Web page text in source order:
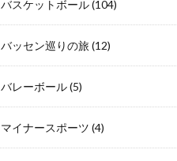
バスケットボール(104)
バッセン巡りの旅(12)
バレーボール(5)
マイナースポーツ (4)